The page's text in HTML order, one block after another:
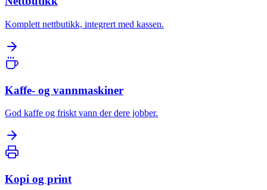
Komplett nettbutikk, integrert med kassen.
Kaffe- og vannmaskiner
God kaffe og friskt vann der dere jobber.
Kopi og print